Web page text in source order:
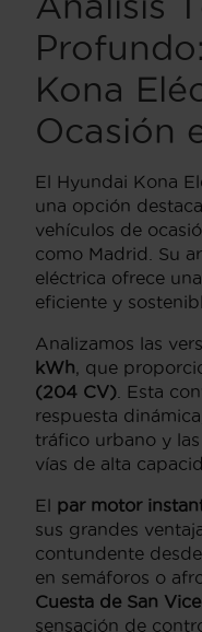
Kona
Ocasión
El Hyundai Kona
una opción
vehículos de
como Madrid. Su
eléctrica ofrece
eficiente y
Analizamos las
kWh , que
(204 CV) . Esta
respuesta
tráfico urbano y
vías de alta
El par motor
sus grandes
contundente
en semáforos o
Cuesta de San
sensación de